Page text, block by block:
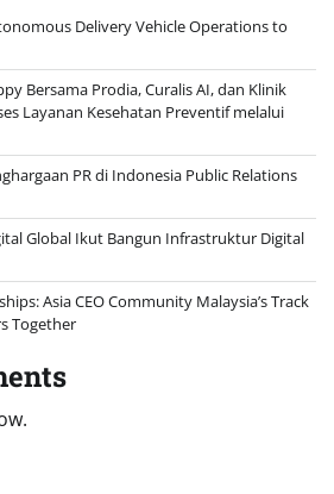
Delivery Vehicle Operations to
Bersama Prodia, Curalis AI, dan Klinik
Layanan Kesehatan Preventif melalui
PR di Indonesia Public Relations
Global Ikut Bangun Infrastruktur Digital
Asia CEO Community Malaysia’s Track
Together